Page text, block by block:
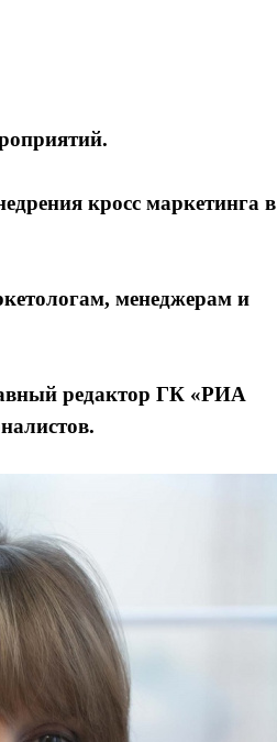
кросс маркетинга в
менеджерам и
редактор ГК «РИА